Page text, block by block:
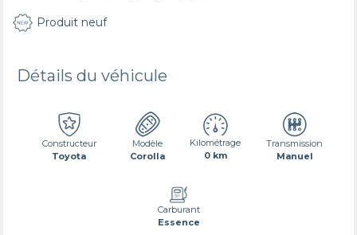
Produit neuf
Détails du véhicule
Constructeur
Toyota
Modèle
Corolla
Kilométrage
0 km
Transmission
Manuel
Carburant
Essence